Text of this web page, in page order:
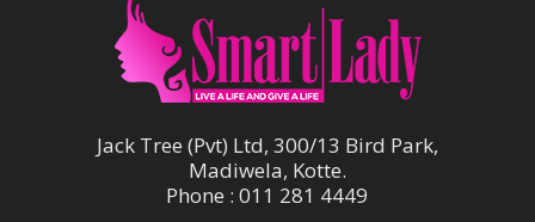
Jack Tree (Pvt) Ltd, 300/13 Bird Park,
Madiwela, Kotte.
Phone : 011 281 4449